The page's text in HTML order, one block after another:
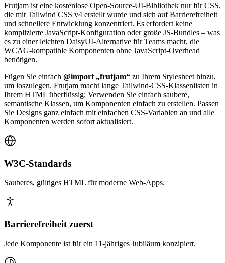
Frutjam ist eine kostenlose Open-Source-UI-Bibliothek nur für CSS,
die mit Tailwind CSS v4 erstellt wurde und sich auf Barrierefreiheit
und schnellere Entwicklung konzentriert. Es erfordert keine
komplizierte JavaScript-Konfiguration oder große JS-Bundles – was
es zu einer leichten DaisyUI-Alternative für Teams macht, die
WCAG-kompatible Komponenten ohne JavaScript-Overhead
benötigen.
Fügen Sie einfach @import „frutjam“ zu Ihrem Stylesheet hinzu,
um loszulegen. Frutjam macht lange Tailwind-CSS-Klassenlisten in
Ihrem HTML überflüssig; Verwenden Sie einfach saubere,
semantische Klassen, um Komponenten einfach zu erstellen. Passen
Sie Designs ganz einfach mit einfachen CSS-Variablen an und alle
Komponenten werden sofort aktualisiert.
W3C-Standards
Sauberes, gültiges HTML für moderne Web-Apps.
Barrierefreiheit zuerst
Jede Komponente ist für ein 11-jähriges Jubiläum konzipiert.